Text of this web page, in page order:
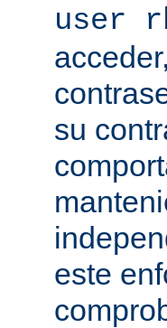
user
su
este